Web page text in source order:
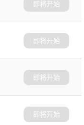
即将开始
即将开始
即将开始
即将开始